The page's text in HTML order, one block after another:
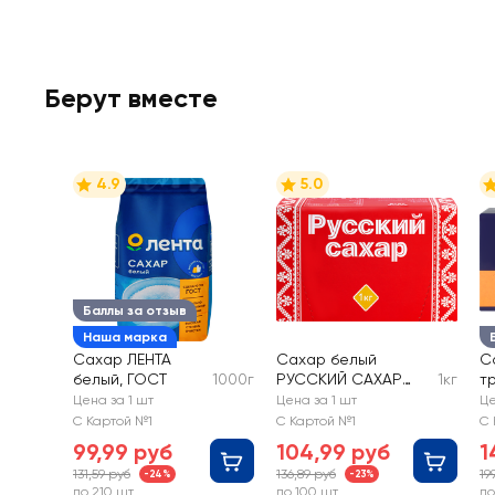
Берут вместе
Баллы за отзыв
Наша марка
4.9
Сахар ЛЕНТА
белый, ГОСТ
1000г
Цена за 1 шт
С Картой №1
99,99 руб
131,59 руб -24%
до 210 шт
5.0
Сахар белый
РУССКИЙ САХАР
кусковой
1кг
Цена за 1 шт
С Картой №1
104,99 руб
136,89 руб -23%
до 100 шт
С